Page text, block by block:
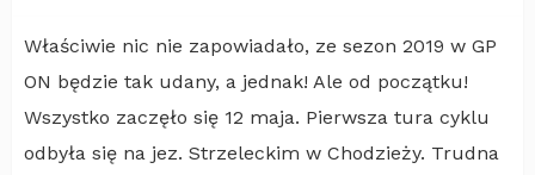
Właściwie nic nie zapowiadało, ze sezon 2019 w GP
ON będzie tak udany, a jednak! Ale od początku!
Wszystko zaczęło się 12 maja. Pierwsza tura cyklu
odbyła się na jez. Strzeleckim w Chodzieży. Trudna